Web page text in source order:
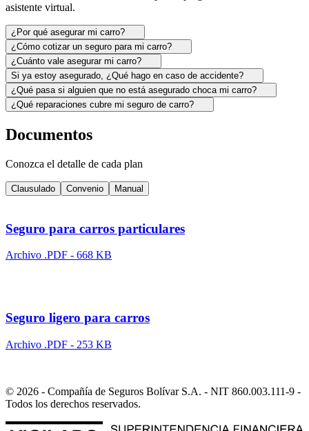
asistente virtual.
¿Por qué asegurar mi carro?
¿Cómo cotizar un seguro para mi carro?
¿Cuánto vale asegurar mi carro?
Si ya estoy asegurado, ¿Qué hago en caso de accidente?
¿Qué pasa si alguien que no está asegurado choca mi carro?
¿Qué reparaciones cubre mi seguro de carro?
Documentos
Conozca el detalle de cada plan
Clausulado Convenio Manual
Seguro para carros particulares
Archivo .PDF - 668 KB
Seguro ligero para carros
Archivo .PDF - 253 KB
© 2026 - Compañía de Seguros Bolívar S.A. - NIT 860.003.111-9 -
Todos los derechos reservados.